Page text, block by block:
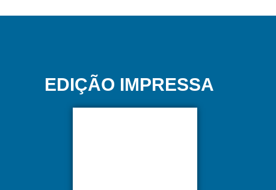
EDIÇÃO IMPRESSA